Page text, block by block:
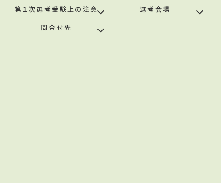
第１次選考受験上の注意
選考会場
問合せ先